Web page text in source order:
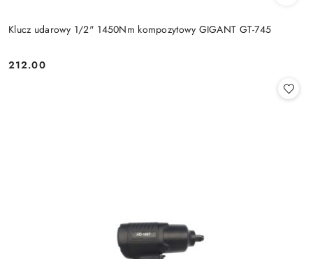
Klucz udarowy 1/2" 1450Nm kompozytowy GIGANT GT-745
Cena:
212.00